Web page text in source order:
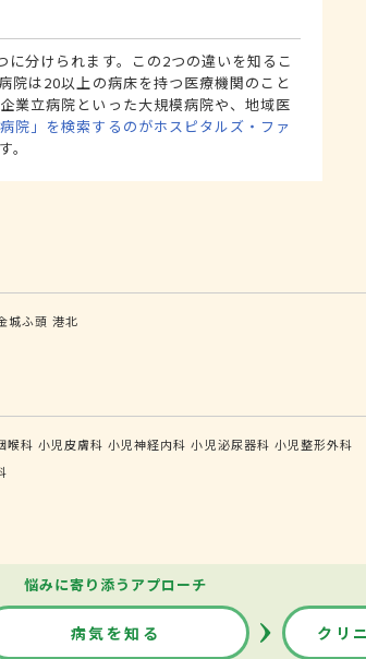
分けられます。この2つの違いを知るこ
院は20以上の病床を持つ医療機関のこと
業立病院といった大規模病院や、地域医
病院」を検索するのがホスピタルズ・ファ
。
城ふ頭 港北
喉科 小児皮膚科 小児神経内科 小児泌尿器科 小児整形外科
悩みに寄り添うアプローチ
病気を知る クリ